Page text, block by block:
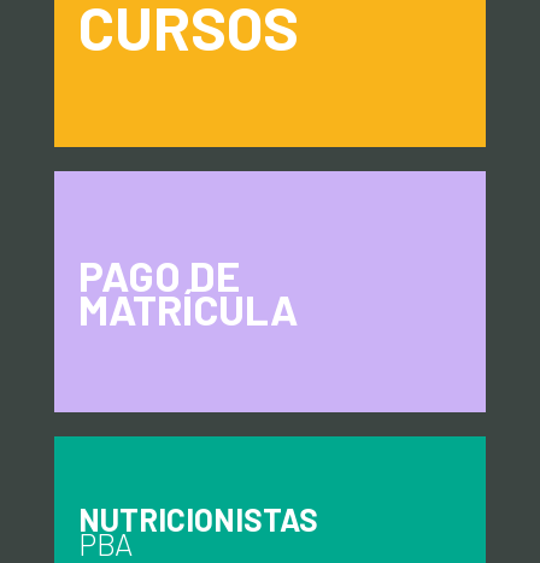
CURSOS
PAGO DE
MATRÍCULA
NUTRICIONISTAS
PBA